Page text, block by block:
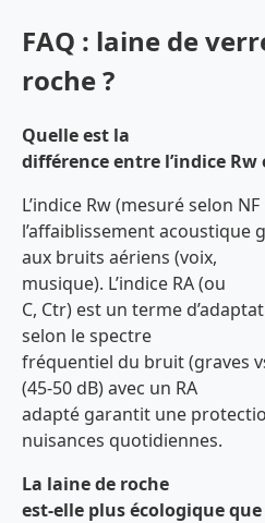
FAQ : laine de
roche ?
Quelle est la
différence entre l’indice Rw
L’indice Rw (mesuré selon
l’affaiblissement acoustique
aux bruits aériens (voix,
musique). L’indice RA (ou
C, Ctr) est un terme
selon le spectre
fréquentiel du bruit (graves
(45-50 dB) avec un RA
adapté garantit une
nuisances quotidiennes.
La laine de roche
est-elle plus écologique